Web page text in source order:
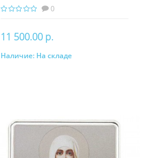
святыни
0
11 500.00 р.
В корзину
Наличие: На складе